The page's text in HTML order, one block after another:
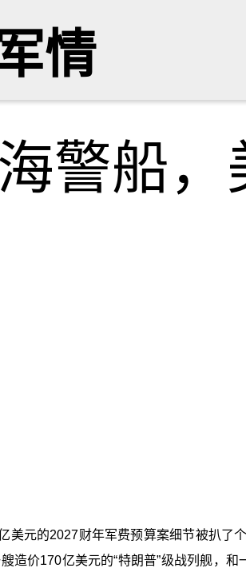
情
警船，
元的2027财年军费预算案细节被扒了
价170亿美元的“特朗普”级战列舰，